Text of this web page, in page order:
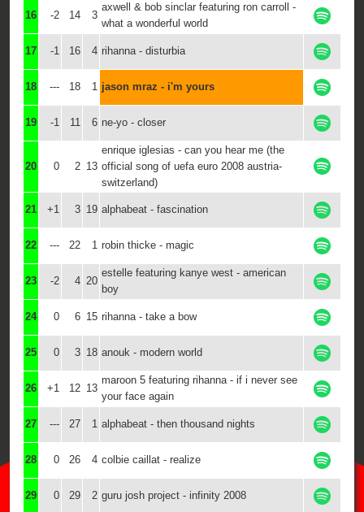
16 -2 14 3
axwell & bob sinclar featuring ron carroll -
what a wonderful world
17 -1 16 4 rihanna - disturbia
18 --- 18 1 jason mraz - i'm yours
19 -1 11 6 ne-yo - closer
20 0 2 13
enrique iglesias - can you hear me (the
official song of uefa euro 2008 austria-
switzerland)
21 +1 3 19 alphabeat - fascination
22 --- 22 1 robin thicke - magic
23 -2 4 20
estelle featuring kanye west - american
boy
24 0 6 15 rihanna - take a bow
25 0 3 18 anouk - modern world
26 +1 12 13
maroon 5 featuring rihanna - if i never see
your face again
27 --- 27 1 alphabeat - then thousand nights
28 0 26 4 colbie caillat - realize
29 0 29 2 guru josh project - infinity 2008